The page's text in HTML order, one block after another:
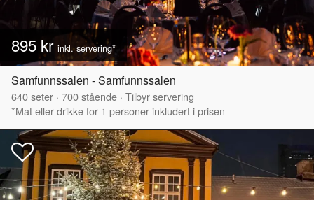
895 kr inkl. servering*
Samfunnssalen - Samfunnssalen
640seter · 700stående · Tilbyr servering
*Mat eller drikke for 1 personer inkludert i prisen